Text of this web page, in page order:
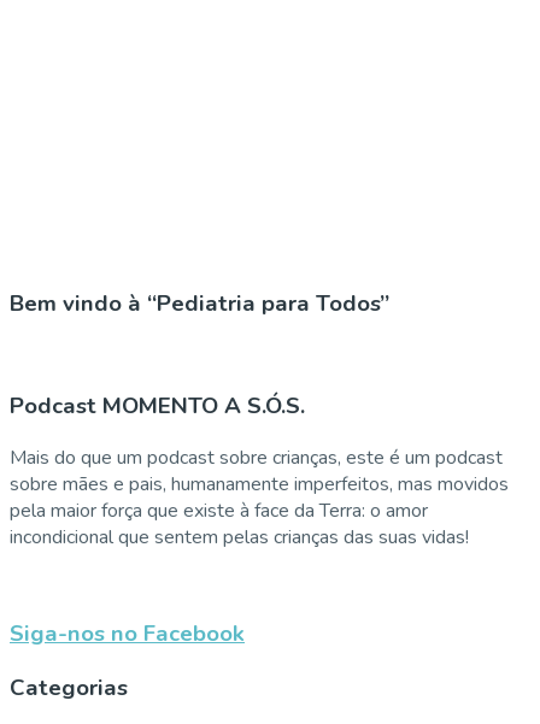
Bem vindo à “Pediatria para Todos”
Podcast MOMENTO A S.Ó.S.
Mais do que um podcast sobre crianças, este é um podcast
sobre mães e pais, humanamente imperfeitos, mas movidos
pela maior força que existe à face da Terra: o amor
incondicional que sentem pelas crianças das suas vidas!
Siga-nos no Facebook
Categorias